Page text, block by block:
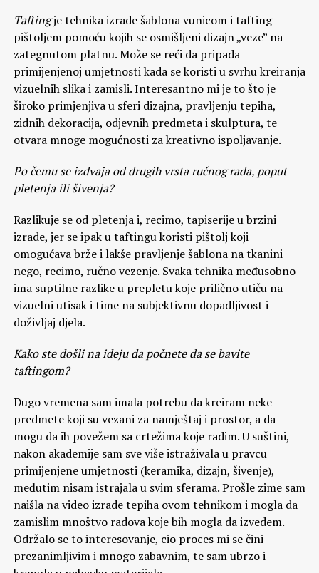
Taftingje tehnika izrade šablona vunicom i tafting
pištoljem pomoću kojih se osmišljeni dizajn „veze” na
zategnutom platnu. Može se reći da pripada
primijenjenoj umjetnosti kada se koristi u svrhu kreiranja
vizuelnih slika i zamisli. Interesantno mi je to što je
široko primjenjiva u sferi dizajna, pravljenju tepiha,
zidnih dekoracija, odjevnih predmeta i skulptura, te
otvara mnoge mogućnosti za kreativno ispoljavanje.
Po čemu se izdvaja od drugih vrsta ručnog rada, poput
pletenja ili šivenja?
Razlikuje se od pletenja i, recimo, tapiserije u brzini
izrade, jer se ipak u taftingu koristi pištolj koji
omogućava brže i lakše pravljenje šablona na tkanini
nego, recimo, ručno vezenje. Svaka tehnika međusobno
ima suptilne razlike u prepletu koje prilično utiču na
vizuelni utisak i time na subjektivnu dopadljivost i
doživljaj djela.
Kako ste došli na ideju da počnete da se bavite
taftingom?
Dugo vremena sam imala potrebu da kreiram neke
predmete koji su vezani za namještaj i prostor, a da
mogu da ih povežem sa crtežima koje radim. U suštini,
nakon akademije sam sve više istraživala u pravcu
primijenjene umjetnosti (keramika, dizajn, šivenje),
međutim nisam istrajala u svim sferama. Prošle zime sam
naišla na video izrade tepiha ovom tehnikom i mogla da
zamislim mnoštvo radova koje bih mogla da izvedem.
Održalo se to interesovanje, cio proces mi se čini
prezanimljivim i mnogo zabavnim, te sam ubrzo i